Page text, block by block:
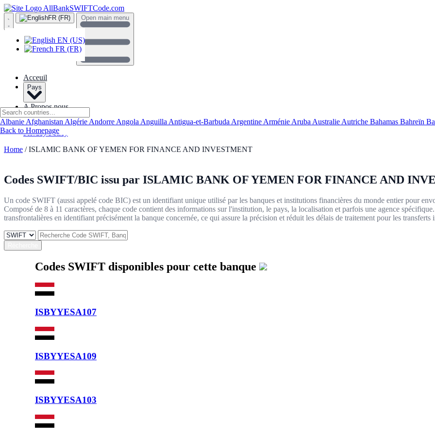
AllBankSWIFTCode.com
FR (FR)
EN (US)
FR (FR)
Open main menu
Acceuil
Pays
Albanie Afghanistan Algérie Andorre Angola Anguilla Antigua-et-Barbuda Argentine Arménie Aruba Australie Autriche Bahamas Bahreïn
Back to Homepage
A Propos nous
Contactez-nous
Routing Number
Privacy Policy
Home / ISLAMIC BANK OF YEMEN FOR FINANCE AND INVESTMENT
Codes SWIFT/BIC issu par ISLAMIC BANK OF YEMEN FOR FINANCE AND
Un code SWIFT (aussi appelé code BIC) est un identifiant unique utilisé par les banques et institutions financières du monde entier pour
Composé de 8 à 11 caractères, chaque code contient des informations sur l'institution, le pays, la localisation et parfois une agence
transfrontalières en identifiant précisément la banque concernée, ce qui assure la précision et réduit les délais de traitement pour les transferts
Codes SWIFT disponibles pour cette banque
ISBYYESA107
ISBYYESA109
ISBYYESA103